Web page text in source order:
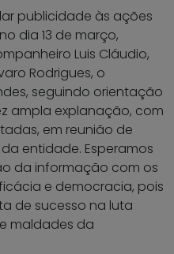
publicidade às ações
dia 13 de março,
Luis Cláudio,
Rodrigues, o
seguindo orientação
ampla explanação, com
em reunião de
entidade. Esperamos
da informação com os
e democracia, pois
de sucesso na luta
maldades da